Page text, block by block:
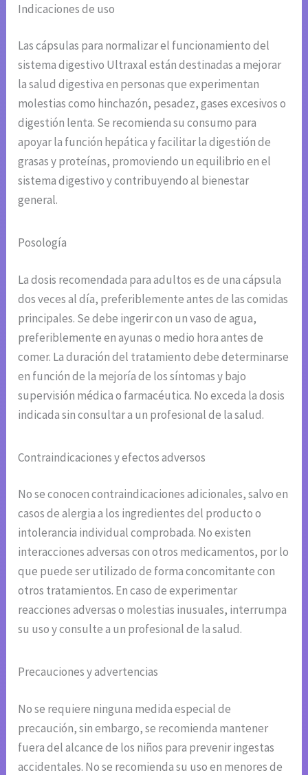
Indicaciones de uso
Las cápsulas para normalizar el funcionamiento del
sistema digestivo Ultraxal están destinadas a mejorar
la salud digestiva en personas que experimentan
molestias como hinchazón, pesadez, gases excesivos o
digestión lenta. Se recomienda su consumo para
apoyar la función hepática y facilitar la digestión de
grasas y proteínas, promoviendo un equilibrio en el
sistema digestivo y contribuyendo al bienestar
general.
Posología
La dosis recomendada para adultos es de una cápsula
dos veces al día, preferiblemente antes de las comidas
principales. Se debe ingerir con un vaso de agua,
preferiblemente en ayunas o medio hora antes de
comer. La duración del tratamiento debe determinarse
en función de la mejoría de los síntomas y bajo
supervisión médica o farmacéutica. No exceda la dosis
indicada sin consultar a un profesional de la salud.
Contraindicaciones y efectos adversos
No se conocen contraindicaciones adicionales, salvo en
casos de alergia a los ingredientes del producto o
intolerancia individual comprobada. No existen
interacciones adversas con otros medicamentos, por lo
que puede ser utilizado de forma concomitante con
otros tratamientos. En caso de experimentar
reacciones adversas o molestias inusuales, interrumpa
su uso y consulte a un profesional de la salud.
Precauciones y advertencias
No se requiere ninguna medida especial de
precaución, sin embargo, se recomienda mantener
fuera del alcance de los niños para prevenir ingestas
accidentales. No se recomienda su uso en menores de